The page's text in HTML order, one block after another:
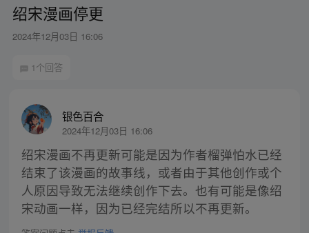
绍宋漫画停更
2024年12月03日 16:06
1个回答
银色百合
2024年12月03日 16:06
绍宋漫画不再更新可能是因为作者榴弹怕水已经
结束了该漫画的故事线，或者由于其他创作或个
人原因导致无法继续创作下去。也有可能是像绍
宋动画一样，因为已经完结所以不再更新。